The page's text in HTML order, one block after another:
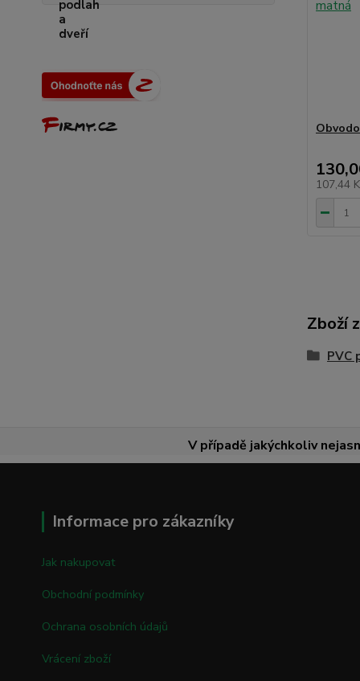
107,44
Zboží
PVC
V případě jakýchkoliv
Informace pro zákazníky
Jak nakupovat
Obchodní podmínky
Ochrana osobních údajů
Vrácení zboží